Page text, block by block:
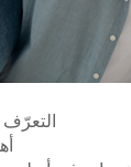
عوامل الخطر